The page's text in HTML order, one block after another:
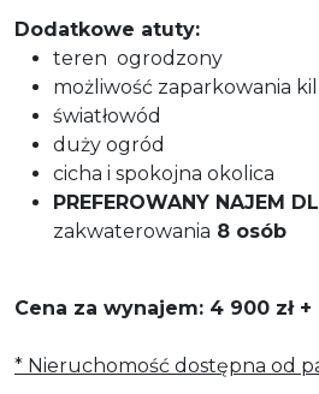
Dodatkowe atuty:
teren ogrodzony
możliwość zaparkowania
światłowód
duży ogród
cicha i spokojna okolica
PREFEROWANY NAJEM
zakwaterowania 8 osób
Cena za wynajem: 4 900 zł
* Nieruchomość dostępna od